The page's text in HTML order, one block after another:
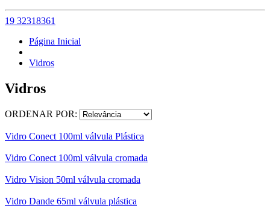
19 32318361
Página Inicial
Vidros
Vidros
ORDENAR POR:
Vidro Conect 100ml válvula Plástica
Vidro Conect 100ml válvula cromada
Vidro Vision 50ml válvula cromada
Vidro Dande 65ml válvula plástica